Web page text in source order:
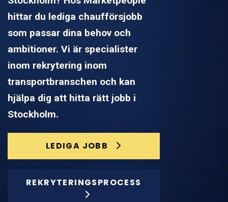
hittar du lediga chaufförsjobb
som passar dina behov och
ambitioner. Vi är specialister
inom rekrytering inom
transportbranschen och kan
hjälpa dig att hitta rätt jobb i
Stockholm.
LEDIGA JOBB
REKRYTERINGSPROCESS